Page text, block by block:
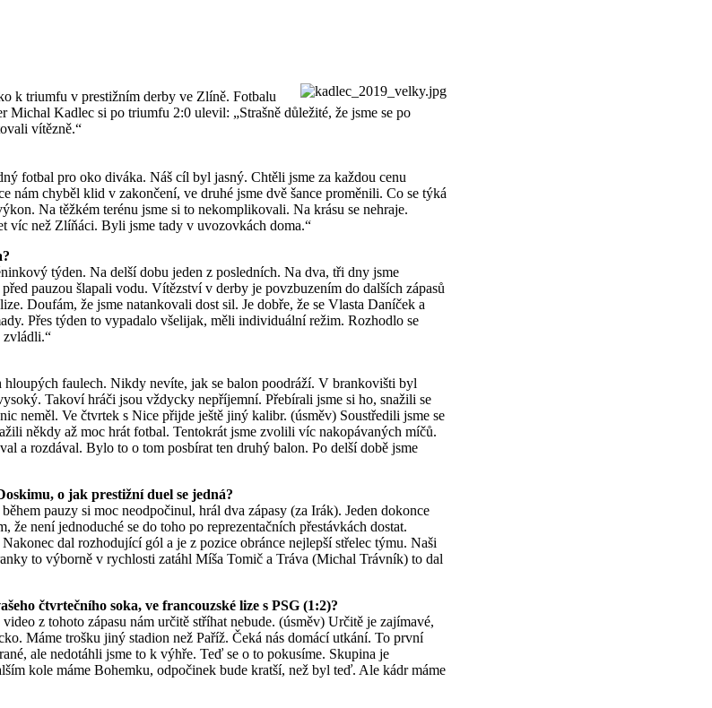
k triumfu v prestižním derby ve Zlíně. Fotbalu
Michal Kadlec si po triumfu 2:0 ulevil: „Strašně důležité, že jsme se po
vítězně.“
fotbal pro oko diváka. Náš cíl byl jasný. Chtěli jsme za každou cenu
nám chyběl klid v zakončení, ve druhé jsme dvě šance proměnili. Co se týká
Na těžkém terénu jsme si to nekomplikovali. Na krásu se nehraje.
víc než Zlíňáci. Byli jsme tady v uvozovkách doma.“
týden. Na delší dobu jeden z posledních. Na dva, tři dny jsme
pauzou šlapali vodu. Vítězství v derby je povzbuzením do dalších zápasů
Doufám, že jsme natankovali dost sil. Je dobře, že se Vlasta Daníček a
Přes týden to vypadalo všelijak, měli individuální režim. Rozhodlo se
zvládli.“
hloupých faulech. Nikdy nevíte, jak se balon poodráží. V brankovišti byl
Takoví hráči jsou vždycky nepříjemní. Přebírali jsme si ho, snažili se
neměl. Ve čtvrtek s Nice přijde ještě jiný kalibr. (úsměv) Soustředili jsme se
někdy až moc hrát fotbal. Tentokrát jsme zvolili víc nakopávaných míčů.
a rozdával. Bylo to o tom posbírat ten druhý balon. Po delší době jsme
o jak prestižní duel se jedná?
pauzy si moc neodpočinul, hrál dva zápasy (za Irák). Jeden dokonce
že není jednoduché se do toho po reprezentačních přestávkách dostat.
dal rozhodující gól a je z pozice obránce nejlepší střelec týmu. Naši
to výborně v rychlosti zatáhl Míša Tomič a Tráva (Michal Trávník) to dal
čtvrtečního soka, ve francouzské lize s PSG (1:2)?
z tohoto zápasu nám určitě stříhat nebude. (úsměv) Určitě je zajímavé,
Máme trošku jiný stadion než Paříž. Čeká nás domácí utkání. To první
ale nedotáhli jsme to k výhře. Teď se o to pokusíme. Skupina je
kole máme Bohemku, odpočinek bude kratší, než byl teď. Ale kádr máme